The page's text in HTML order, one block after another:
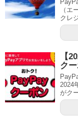
（エ
クレ
【
ク
2024
がク